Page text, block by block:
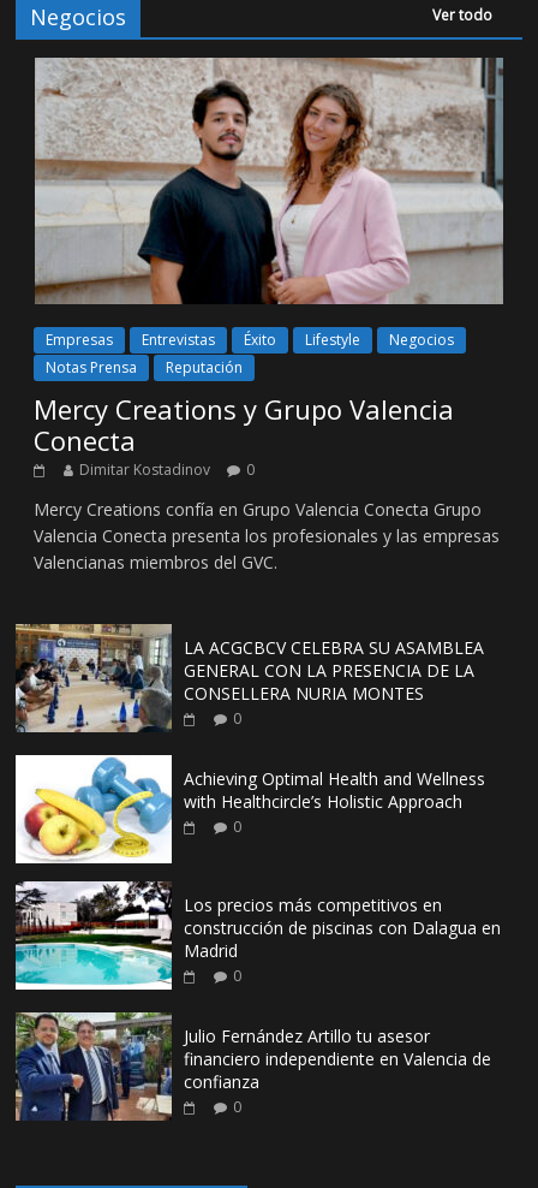
Negocios Ver todo
Empresas Entrevistas Éxito Lifestyle
Negocios
Notas Prensa
Reputación
Mercy Creations y Grupo Valencia
Conecta
Dimitar Kostadinov 0
Mercy Creations confía en Grupo Valencia Conecta Grupo
Valencia Conecta presenta los profesionales y las empresas
Valencianas miembros del GVC.
LA ACGCBCV CELEBRA SU ASAMBLEA
GENERAL CON LA PRESENCIA DE LA
CONSELLERA NURIA MONTES
0
Achieving Optimal Health and Wellness
with Healthcircle’s Holistic Approach
0
Los precios más competitivos en
construcción de piscinas con Dalagua en
Madrid
0
Julio Fernández Artillo tu asesor
financiero independiente en Valencia de
confianza
0